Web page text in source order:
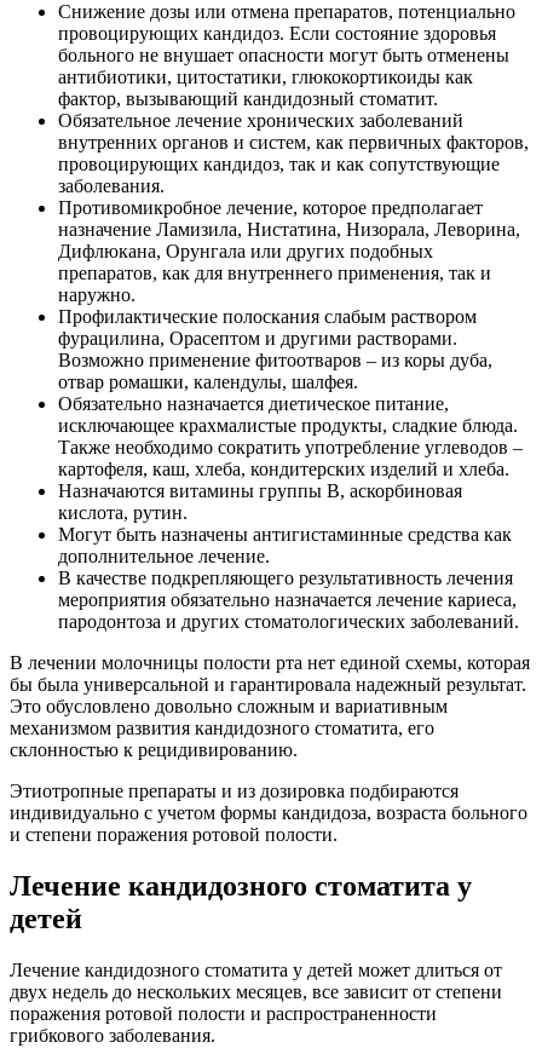
Снижение дозы или отмена препаратов, потенциально
провоцирующих кандидоз. Если состояние здоровья
больного не внушает опасности могут быть отменены
антибиотики, цитостатики, глюкокортикоиды как
фактор, вызывающий кандидозный стоматит.
Обязательное лечение хронических заболеваний
внутренних органов и систем, как первичных факторов,
провоцирующих кандидоз, так и как сопутствующие
заболевания.
Противомикробное лечение, которое предполагает
назначение Ламизила, Нистатина, Низорала, Леворина,
Дифлюкана, Орунгала или других подобных
препаратов, как для внутреннего применения, так и
наружно.
Профилактические полоскания слабым раствором
фурацилина, Орасептом и другими растворами.
Возможно применение фитоотваров – из коры дуба,
отвар ромашки, календулы, шалфея.
Обязательно назначается диетическое питание,
исключающее крахмалистые продукты, сладкие блюда.
Также необходимо сократить употребление углеводов –
картофеля, каш, хлеба, кондитерских изделий и хлеба.
Назначаются витамины группы В, аскорбиновая
кислота, рутин.
Могут быть назначены антигистаминные средства как
дополнительное лечение.
В качестве подкрепляющего результативность лечения
мероприятия обязательно назначается лечение кариеса,
пародонтоза и других стоматологических заболеваний.
В лечении молочницы полости рта нет единой схемы, которая
бы была универсальной и гарантировала надежный результат.
Это обусловлено довольно сложным и вариативным
механизмом развития кандидозного стоматита, его
склонностью к рецидивированию.
Этиотропные препараты и из дозировка подбираются
индивидуально с учетом формы кандидоза, возраста больного
и степени поражения ротовой полости.
Лечение кандидозного стоматита у
детей
Лечение кандидозного стоматита у детей может длиться от
двух недель до нескольких месяцев, все зависит от степени
поражения ротовой полости и распространенности
грибкового заболевания.